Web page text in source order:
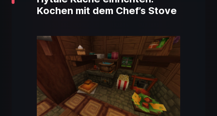
Kochen mit dem Chef’s Stove